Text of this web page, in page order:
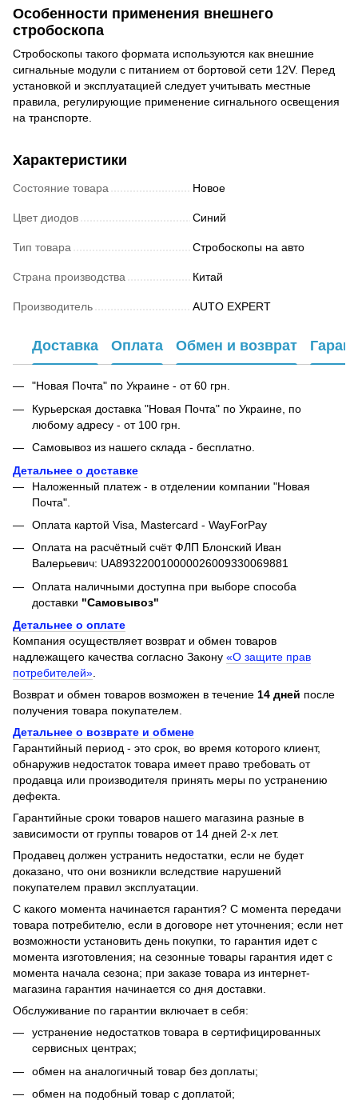
Особенности применения внешнего
стробоскопа
Стробоскопы такого формата используются как внешние
сигнальные модули с питанием от бортовой сети 12V. Перед
установкой и эксплуатацией следует учитывать местные
правила, регулирующие применение сигнального освещения
на транспорте.
Характеристики
Состояние товара Новое
Цвет диодов Синий
Тип товара Стробоскопы на авто
Страна производства Китай
Производитель AUTO EXPERT
Доставка Оплата Обмен и возврат
"Новая Почта" по Украине - от 60 грн.
Курьерская доставка "Новая Почта" по Украине, по
любому адресу - от 100 грн.
Самовывоз из нашего склада - бесплатно.
Детальнее о доставке
Наложенный платеж - в отделении компании "Новая
Почта".
Оплата картой Visa, Mastercard - WayForPay
Оплата на расчётный счёт ФЛП Блонский Иван
Валерьевич: UA893220010000026009330069881
Оплата наличными доступна при выборе способа
доставки "Самовывоз"
Детальнее о оплате
Компания осуществляет возврат и обмен товаров
надлежащего качества согласно Закону «О защите прав
потребителей»
Возврат и обмен товаров возможен в течение 14 дней после
получения товара покупателем.
Детальнее о возврате и обмене
Гарантийный период - это срок, во время которого клиент,
обнаружив недостаток товара имеет право требовать от
продавца или производителя принять меры по устранению
дефекта.
Гарантийные сроки товаров нашего магазина разные в
зависимости от группы товаров от 14 дней 2-х лет.
Продавец должен устранить недостатки, если не будет
доказано, что они возникли вследствие нарушений
покупателем правил эксплуатации.
С какого момента начинается гарантия? С момента передачи
товара потребителю, если в договоре нет уточнения; если нет
возможности установить день покупки, то гарантия идет с
момента изготовления; на сезонные товары гарантия идет с
момента начала сезона; при заказе товара из интернет-
магазина гарантия начинается со дня доставки.
Обслуживание по гарантии включает в себя:
устранение недостатков товара в сертифицированных
сервисных центрах;
обмен на аналогичный товар без доплаты;
обмен на подобный товар с доплатой;